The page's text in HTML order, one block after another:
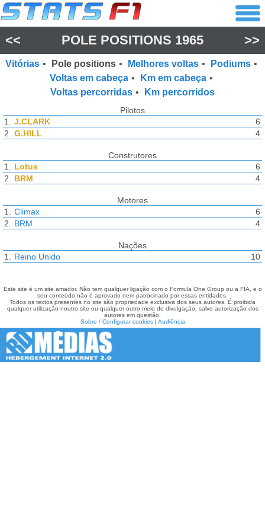
<< POLE POSITIONS 1965 >>
Vitórias • Pole positions • Melhores voltas • Podiums •
Voltas em cabeça • Km em cabeça •
Voltas percorridas • Km percorridos
Pilotos
1.
J.CLARK
6
2.
G.HILL 4
Construtores
1.
Lotus
6
2.
BRM 4
Motores
1.
Climax
6
2.
BRM 4
Nações
1.
Reino Unido 10
Este site é um site amador. Não tem qualquer ligação com o Formula One Group ou a FIA, e o
seu conteúdo não é aprovado nem patrocinado por essas entidades.
Todos os textos presentes no site são propriedade exclusiva dos seus autores. É proibida
qualquer utilização noutro site ou qualquer outro meio de divulgação, salvo autorização dos
autores em questão.
Sobre / Configurar cookies| Audiência